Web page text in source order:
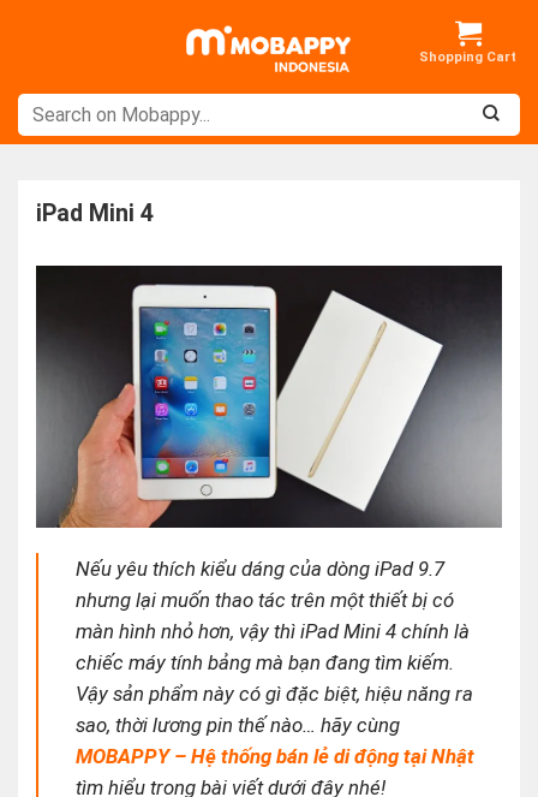
iPad Mini 4
Nếu yêu thích kiểu dáng của dòng iPad 9.7
nhưng lại muốn thao tác trên một thiết bị có
màn hình nhỏ hơn, vậy thì iPad Mini 4 chính là
chiếc máy tính bảng mà bạn đang tìm kiếm.
Vậy sản phẩm này có gì đặc biệt, hiệu năng ra
sao, thời lương pin thế nào… hãy cùng
MOBAPPY – Hệ thống bán lẻ di động tại Nhật
tìm hiểu trong bài viết dưới đây nhé!